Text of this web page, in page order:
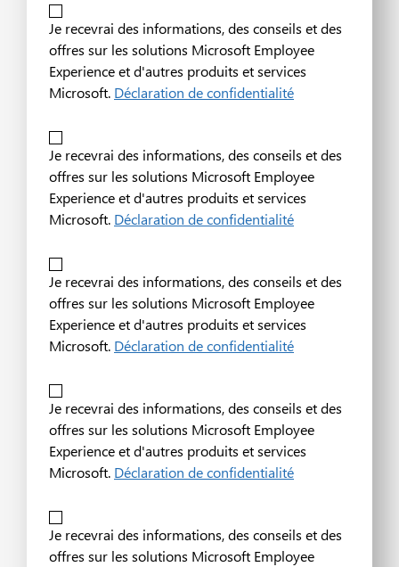
Je recevrai des informations, des conseils et des
offres sur les solutions Microsoft Employee
Experience et d'autres produits et services
Microsoft. Déclaration de confidentialité
Je recevrai des informations, des conseils et des
offres sur les solutions Microsoft Employee
Experience et d'autres produits et services
Microsoft. Déclaration de confidentialité
Je recevrai des informations, des conseils et des
offres sur les solutions Microsoft Employee
Experience et d'autres produits et services
Microsoft. Déclaration de confidentialité
Je recevrai des informations, des conseils et des
offres sur les solutions Microsoft Employee
Experience et d'autres produits et services
Microsoft. Déclaration de confidentialité
Je recevrai des informations, des conseils et des
offres sur les solutions Microsoft Employee